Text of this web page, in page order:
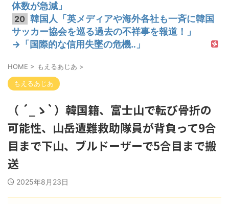
体数が急減」
20 韓国人「英メディアや海外各社も一斉に韓国
サッカー協会を巡る過去の不祥事を報道！」
→「国際的な信用失墜の危機‥」
HOME > もえるあじあ >
もえるあじあ
（ ´_ゝ`）韓国籍、富士山で転び骨折の
可能性、山岳遭難救助隊員が背負って9合
目まで下山、ブルドーザーで5合目まで搬
送
2025年8月23日